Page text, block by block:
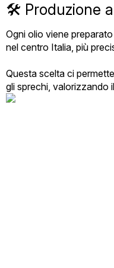
🛠️ Produzione
Ogni olio viene
nel centro Italia, più
Questa scelta ci
gli sprechi, valorizzando